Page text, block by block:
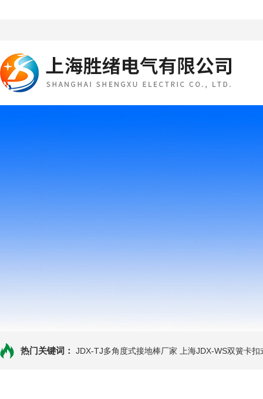
热门关键词： JDX-TJ多角度式接地棒厂家 上海JDX-WS双簧卡